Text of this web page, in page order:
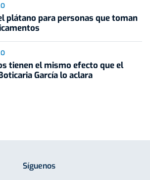
plátano para personas que toman
tienen el mismo efecto que el
García lo aclara
Síguenos